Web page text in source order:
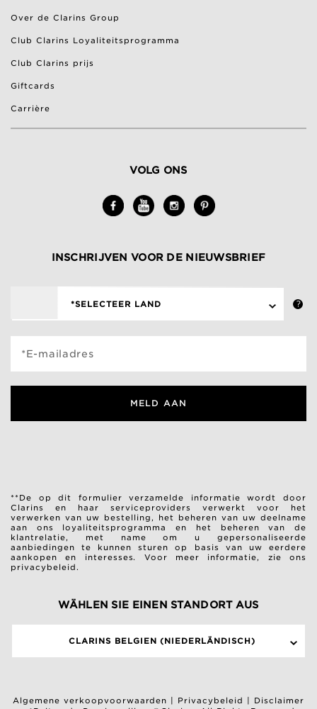
Over de Clarins Group
Club Clarins Loyaliteitsprogramma
Club Clarins prijs
Giftcards
Carrière
VOLG ONS
INSCHRIJVEN VOOR DE NIEUWSBRIEF
*SELECTEER LAND
*E-mailadres
MELD AAN
**De op dit formulier verzamelde informatie wordt door
Clarins en haar serviceproviders verwerkt voor het
verwerken van uw bestelling, het beheren van uw deelname
aan ons loyaliteitsprogramma en het beheren van de
klantrelatie, met name om u gepersonaliseerde
aanbiedingen te kunnen sturen op basis van uw eerdere
aankopen en interesses. Voor meer informatie, zie ons
privacybeleid.
WÄHLEN SIE EINEN STANDORT AUS
CLARINS BELGIEN (NIEDERLÄNDISCH)
Algemene verkoopvoorwaarden | Privacybeleid | Disclaimer